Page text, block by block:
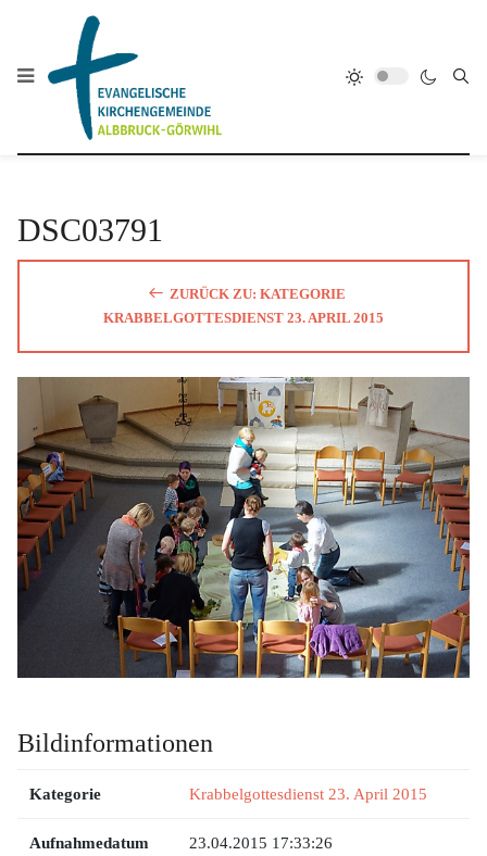
DSC03791
ZURÜCK ZU: KATEGORIE
KRABBELGOTTESDIENST 23. APRIL 2015
Bildinformationen
Kategorie Krabbelgottesdienst 23. April 2015
Aufnahmedatum 23.04.2015 17:33:26